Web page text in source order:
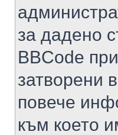
за дадено
BBCode
затворени
повече
към което